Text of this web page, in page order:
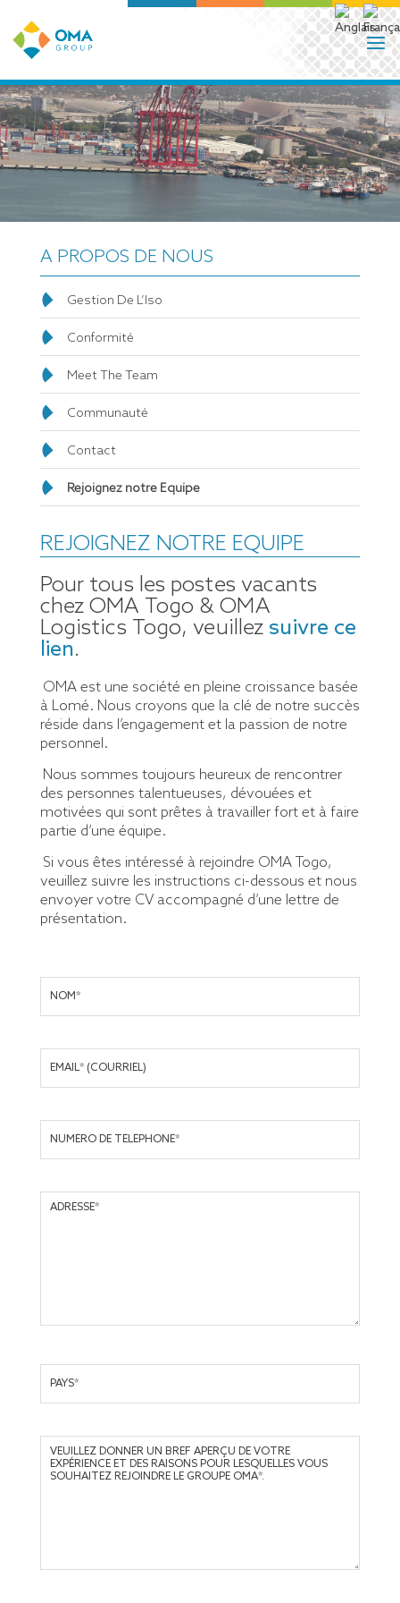
A PROPOS DE NOUS
Gestion De L’Iso
Conformité
Meet The Team
Communauté
Contact
Rejoignez notre Equipe
REJOIGNEZ NOTRE EQUIPE
Pour tous les postes vacants
chez OMA Togo & OMA
Logistics Togo, veuillez suivre ce
lien.
OMA est une société en pleine croissance basée
à Lomé. Nous croyons que la clé de notre succès
réside dans l’engagement et la passion de notre
personnel.
Nous sommes toujours heureux de rencontrer
des personnes talentueuses, dévouées et
motivées qui sont prêtes à travailler fort et à faire
partie d’une équipe.
Si vous êtes intéressé à rejoindre OMA Togo,
veuillez suivre les instructions ci-dessous et nous
envoyer votre CV accompagné d’une lettre de
présentation.